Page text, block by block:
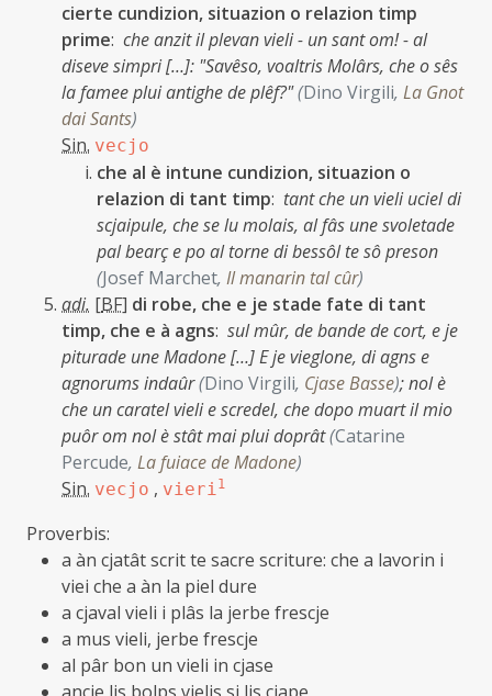
cierte cundizion, situazion o relazion timp
prime: che anzit il plevan vieli - un sant om! - al
diseve simpri […]: "Savêso, voaltris Molârs, che o sês
la famee plui antighe de plêf?"(Dino Virgili, La Gnot
dai Sants)
Sin. vecjo
che al è intune cundizion, situazion o
relazion di tant timp: tant che un vieli uciel di
scjaipule, che se lu molais, al fâs une svoletade
pal bearç e po al torne di bessôl te sô preson
(Josef Marchet, Il manarin tal cûr)
adi. [BF] di robe, che e je stade fate di tant
timp, che e à agns: sul mûr, de bande de cort, e je
piturade une Madone […] E je vieglone, di agns e
agnorums indaûr(Dino Virgili, Cjase Basse);nol è
che un caratel vieli e scredel, che dopo muart il mio
puôr om nol è stât mai plui doprât(Catarine
Percude, La fuiace de Madone)
Sin. vecjo , vieri1
Proverbis:
a àn cjatât scrit te sacre scriture: che a lavorin i
viei che a àn la piel dure
a cjaval vieli i plâs la jerbe frescje
a mus vieli, jerbe frescje
al pâr bon un vieli in cjase